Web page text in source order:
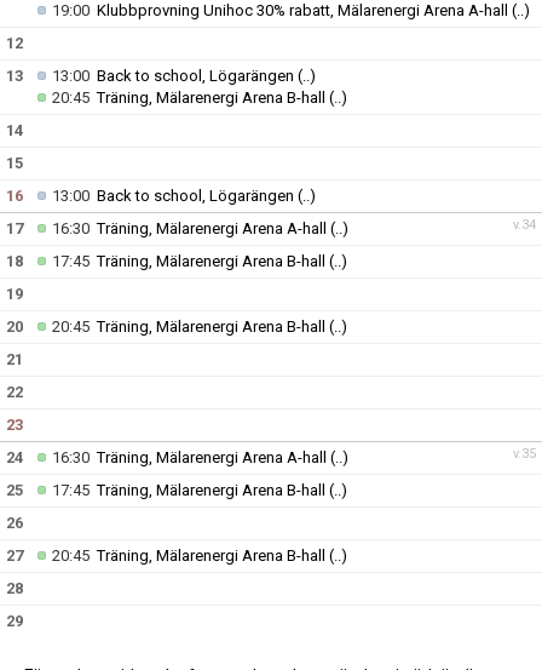
19:00 Klubbprovning Unihoc 30% rabatt, Mälarenergi Arena A-hall (..)
12
13
13:00 Back to school, Lögarängen (..)
20:45Träning, Mälarenergi Arena B-hall (..)
14
15
16
13:00 Back to school, Lögarängen (..)
v.34
17 16:30Träning, Mälarenergi Arena A-hall (..)
18
17:45Träning, Mälarenergi Arena B-hall (..)
19
20
20:45Träning, Mälarenergi Arena B-hall (..)
21
22
23
v.35
24 16:30Träning, Mälarenergi Arena A-hall (..)
25
17:45Träning, Mälarenergi Arena B-hall (..)
26
27
20:45Träning, Mälarenergi Arena B-hall (..)
28
29